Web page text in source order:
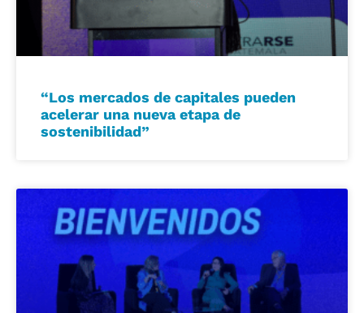
“Los mercados de capitales pueden
acelerar una nueva etapa de
sostenibilidad”